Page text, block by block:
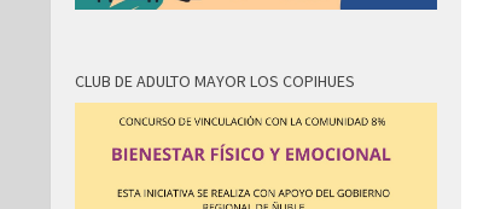
CLUB DE ADULTO MAYOR LOS COPIHUES